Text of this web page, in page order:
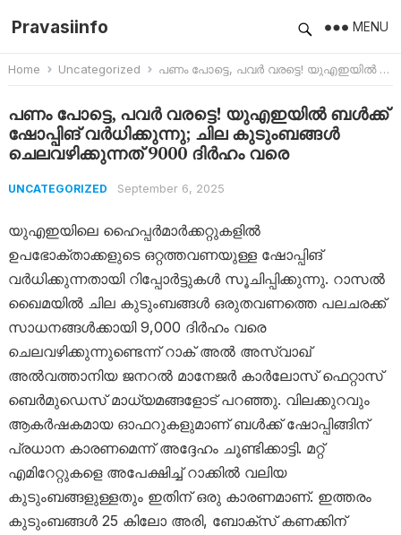
Pravasiinfo MENU
Home Uncategorized പണം പോട്ടെ, പവർ വരട്ടെ! യുഎഇയിൽ ബൾക്ക് ഷോപ്പിങ് വർധിക്കുന്നു; ചില കുടുംബങ്ങൾ ചെലവഴിക്കുന്നത് 9000 ദിർഹം വരെ
പണം പോട്ടെ, പവർ വരട്ടെ! യുഎഇയിൽ ബൾക്ക്
ഷോപ്പിങ് വർധിക്കുന്നു; ചില കുടുംബങ്ങൾ
ചെലവഴിക്കുന്നത് 9000 ദിർഹം വരെ
UNCATEGORIZED September 6, 2025
യുഎഇയിലെ ഹൈപ്പർമാർക്കറ്റുകളിൽ
ഉപഭോക്താക്കളുടെ ഒറ്റത്തവണയുള്ള ഷോപ്പിങ്
വർധിക്കുന്നതായി റിപ്പോർട്ടുകൾ സൂചിപ്പിക്കുന്നു. റാസൽ
ഖൈമയിൽ ചില കുടുംബങ്ങൾ ഒരുതവണത്തെ പലചരക്ക്
സാധനങ്ങൾക്കായി 9,000 ദിർഹം വരെ
ചെലവഴിക്കുന്നുണ്ടെന്ന് റാക് അൽ അസ്‌വാഖ്
അൽവത്താനിയ ജനറൽ മാനേജർ കാർലോസ് ഫെറ്റാസ്
ബെർമുഡെസ് മാധ്യമങ്ങളോട് പറഞ്ഞു. വിലക്കുറവും
ആകർഷകമായ ഓഫറുകളുമാണ് ബൾക്ക് ഷോപ്പിങ്ങിന്
പ്രധാന കാരണമെന്ന് അദ്ദേഹം ചൂണ്ടിക്കാട്ടി. മറ്റ്
എമിറേറ്റുകളെ അപേക്ഷിച്ച് റാക്കിൽ വലിയ
കുടുംബങ്ങളുള്ളതും ഇതിന് ഒരു കാരണമാണ്. ഇത്തരം
കുടുംബങ്ങൾ 25 കിലോ അരി, ബോക്‌സ് കണക്കിന്